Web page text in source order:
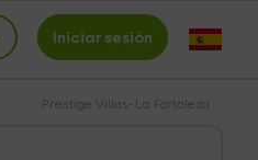
Iniciar sesión
Prestige Villas- La Fortaleza